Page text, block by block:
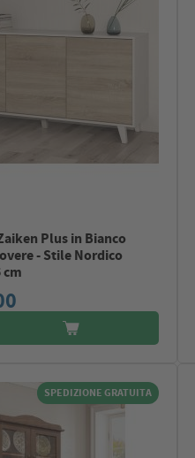
Plus in Bianco
- Stile Nordico
cm
SPEDIZIONE GRATUITA